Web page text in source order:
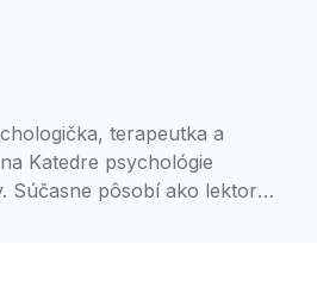
terapeutka a
Katedre psychológie
Súčasne pôsobí ako lektorka